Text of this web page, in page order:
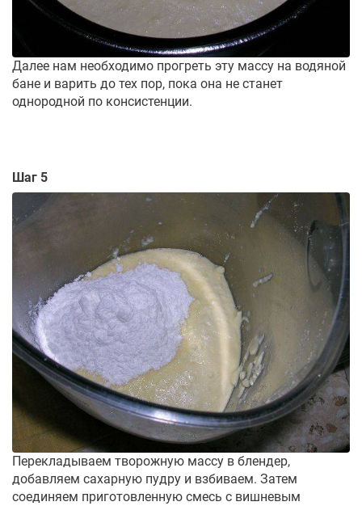
Далее нам необходимо прогреть эту массу на водяной
бане и варить до тех пор, пока она не станет
однородной по консистенции.
Шаг 5
Перекладываем творожную массу в блендер,
добавляем сахарную пудру и взбиваем. Затем
соединяем приготовленную смесь с вишневым